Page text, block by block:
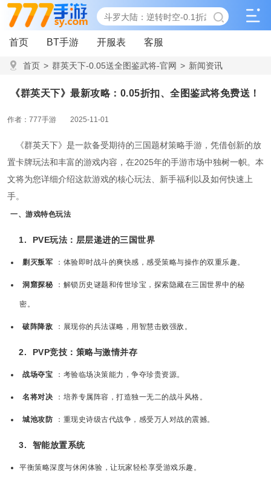
首页 BT手游 开服表 客服
首页 > 群英天下-0.05送全图鉴武将-官网 > 新闻资讯
《群英天下》最新攻略：0.05折扣、全图鉴武将免费送！
作者：777手游 2025-11-01
《群英天下》是一款备受期待的三国题材策略手游，凭借创新的放
置卡牌玩法和丰富的游戏内容，在2025年的手游市场中独树一帜。本
文将为您详细介绍这款游戏的核心玩法、新手福利以及如何快速上
手。
一、游戏特色玩法
1. PVE玩法：层层递进的三国世界
剿灭叛军 ：体验即时战斗的爽快感，感受策略与操作的双重乐趣。
洞窟探秘 ：解锁历史谜题和传世珍宝，探索隐藏在三国世界中的秘
密。
破阵降敌 ：展现你的兵法谋略，用智慧击败强敌。
2. PVP竞技：策略与激情并存
战场夺宝 ：考验临场决策能力，争夺珍贵资源。
名将对决 ：培养专属阵容，打造独一无二的战斗风格。
城池攻防 ：重现史诗级古代战争，感受万人对战的震撼。
3. 智能放置系统
平衡策略深度与休闲体验，让玩家轻松享受游戏乐趣。